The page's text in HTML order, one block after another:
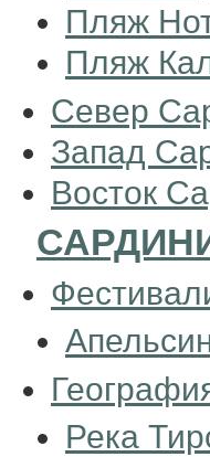
Пляж
Пляж
Север
Запад
Восток
Река